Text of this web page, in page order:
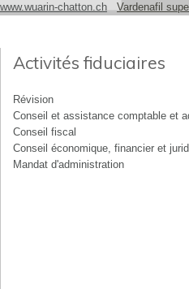
www.wuarin-chatton.ch
Vardenafil
Activités fiduciaires
Révision
Conseil et assistance comptable et
Conseil fiscal
Conseil économique, financier et
Mandat d'administration